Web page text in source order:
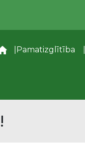
Pamatizglītība